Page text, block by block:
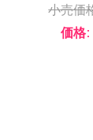
小売価
価格: